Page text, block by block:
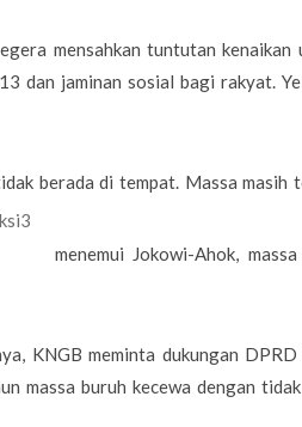
mensahkan tuntutan kenaikan
dan jaminan sosial bagi rakyat.
berada di tempat. Massa masih
menemui Jokowi-Ahok,
KNGB meminta dukungan
massa buruh kecewa dengan